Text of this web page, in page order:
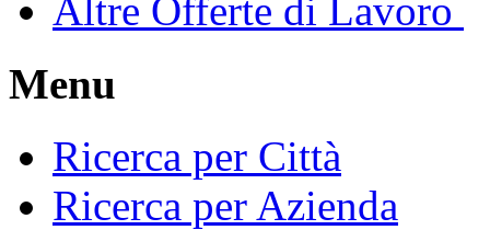
Altre Offerte di Lavoro
Menu
Ricerca per Città
Ricerca per Azienda